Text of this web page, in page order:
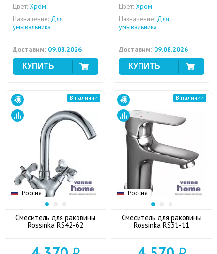
Цвет: Хром
Назначение: Для
умывальника
Доставим: 09.08.2026
Цвет: Хром
Назначение: Для
умывальника
Доставим: 09.08.2026
Россия
В наличии
Смеситель для раковины
Rossinka RS42-62
Россия
В наличии
Смеситель для раковины
Rossinka RS31-11